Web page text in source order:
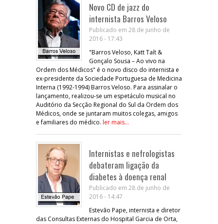
Novo CD de jazz do
internista Barros Veloso
Publicado em 28 de junho de
2016 - 17:43
"Barros Veloso, Katt Taít &
Gonçalo Sousa – Ao vivo na
Ordem dos Médicos" é o novo disco do internista e
ex-presidente da Sociedade Portuguesa de Medicina
Interna (1992-1994) Barros Veloso. Para assinalar o
lançamento, realizou-se um espetáculo musical no
Auditório da Secção Regional do Sul da Ordem dos
Médicos, onde se juntaram muitos colegas, amigos
e familiares do médico. ler mais...
Internistas e nefrologistas
debateram ligação da
diabetes à doença renal
Publicado em 28 de junho de
2016 - 14:47
Estevão Pape, internista e diretor
das Consultas Externas do Hospital Garcia de Orta,